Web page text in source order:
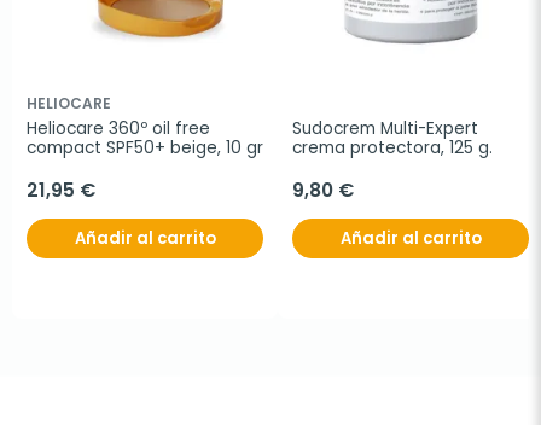
HELIOCARE
Heliocare 360º oil free
compact SPF50+ beige, 10 gr
21,95 €
Añadir al carrito
Sudocrem Multi-Expert
crema protectora, 125 g.
9,80 €
Añadir al carrito